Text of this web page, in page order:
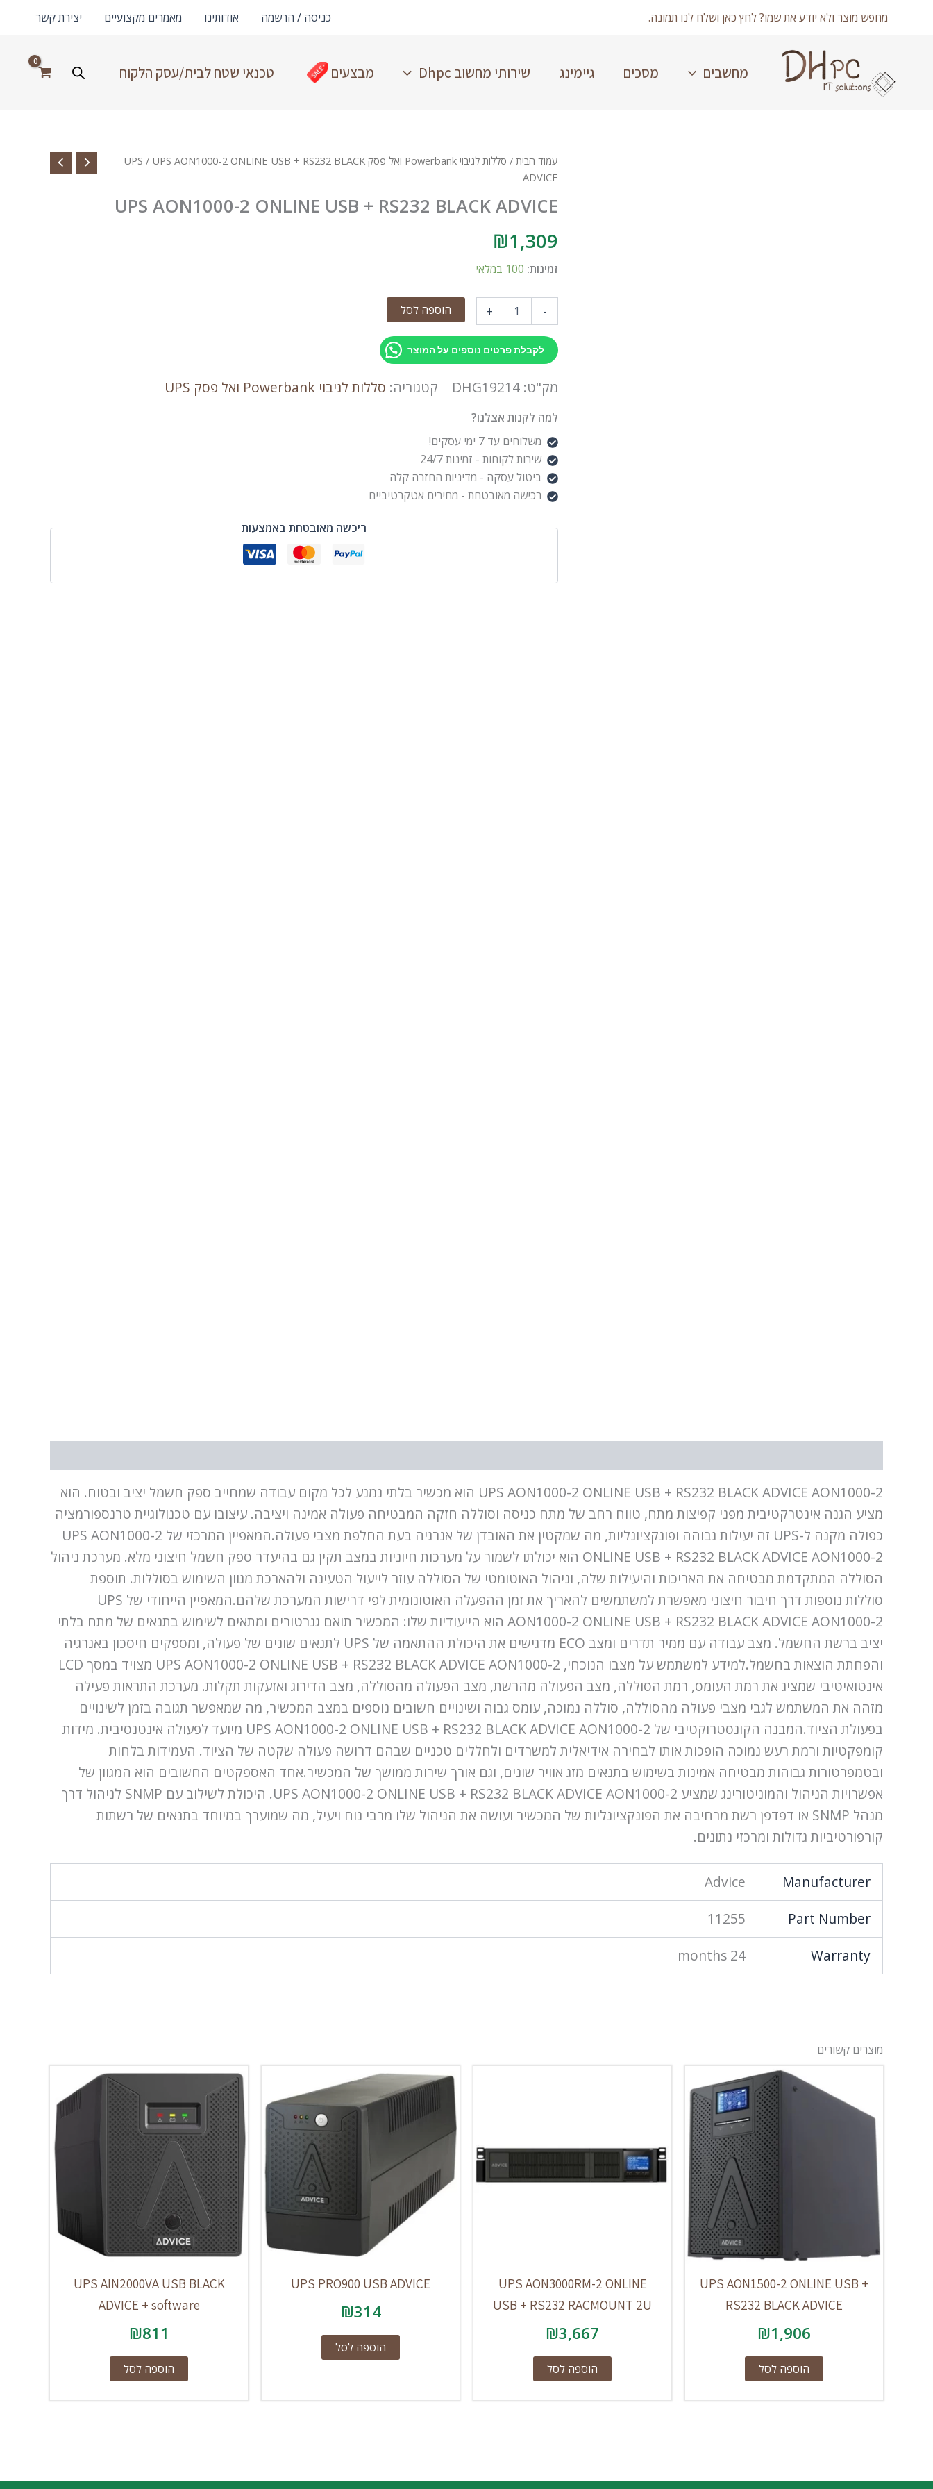
מחפש מוצר ולא יודע את שמו? לחץ כאן ושלח לנו תמונה. כניסה / הרשמה אודותינו מאמרים מקצועיים יצירת קשר
מחשבים מסכים גיימינג שירותי מחשוב Dhpc מבצעים טכנאי שטח לבית/עסק הלקוח
עמוד הבית / סללות לגיבוי Powerbank ואל פסק UPS
/ UPS AON1000-2 ONLINE USB + RS232 BLACK
ADVICE
UPS AON1000-2 ONLINE USB + RS232 BLACK ADVICE
₪1,309
זמינות: 100 במלאי
-
+ הוספה לסל
לקבלת פרטים נוספים על המוצר
מק"ט: DHG19214 קטגוריה: סללות לגיבוי Powerbank ואל פסק UPS
למה לקנות אצלנו?
משלוחים עד 7 ימי עסקים!
שירות לקוחות - זמינות 24/7
ביטול עסקה - מדיניות החזרה קלה
רכישה מאובטחת - מחירים אטקרטיביים
ריכשה מאובטחת באמצעות
UPS AON1000-2 ONLINE USB + RS232 BLACK ADVICE AON1000-2 הוא מכשיר בלתי נמנע לכל מקום עבודה שמחייב ספק חשמל יציב ובטוח. הוא
מציע הגנה אינטרקטיבית מפני קפיצות מתח, טווח רחב של מתח כניסה וסוללה חזקה המבטיחה פעולה אמינה ויציבה. עיצובו עם טכנולוגיית טרנספורמציה
כפולה מקנה ל-UPS זה יעילות גבוהה ופונקציונליות, מה שמקטין את האובדן של אנרגיה בעת החלפת מצבי פעולה.המאפיין המרכזי של UPS AON1000-2
ONLINE USB + RS232 BLACK ADVICE AON1000-2 הוא יכולתו לשמור על מערכות חיוניות במצב תקין גם בהיעדר ספק חשמל חיצוני מלא. מערכת ניהול
הסוללה המתקדמת מבטיחה את האריכות והיעילות שלה, וניהול האוטומטי של הסוללה עוזר לייעול הטעינה ולהארכת מגוון השימוש בסוללות. תוספת
סוללות נוספות דרך חיבור חיצוני מאפשרת למשתמשים להאריך את זמן ההפעלה האוטונומית לפי דרישות המערכת שלהם.המאפיין הייחודי של UPS
AON1000-2 ONLINE USB + RS232 BLACK ADVICE AON1000-2 הוא הייעודיות שלו: המכשיר תואם גנרטורים ומתאים לשימוש בתנאים של מתח בלתי
יציב ברשת החשמל. מצב עבודה עם ממיר תדרים ומצב ECO מדגישים את היכולת ההתאמה של UPS לתנאים שונים של פעולה, ומספקים חיסכון באנרגיה
והפחתת הוצאות בחשמל.למידע למשתמש על מצבו הנוכחי, UPS AON1000-2 ONLINE USB + RS232 BLACK ADVICE AON1000-2 מצויד במסך LCD
אינטואיטיבי שמציג את רמת העומס, רמת הסוללה, מצב הפעולה מהרשת, מצב הפעולה מהסוללה, מצב הדירוג ואזעקות תקלות. מערכת התראות פעילה
מזהה את המשתמש לגבי מצבי פעולה מהסוללה, סוללה נמוכה, עומס גבוה ושינויים חשובים נוספים במצב המכשיר, מה שמאפשר תגובה בזמן לשינויים
בפעולת הציוד.המבנה הקונסטרוקטיבי של UPS AON1000-2 ONLINE USB + RS232 BLACK ADVICE AON1000-2 מיועד לפעולה אינטנסיבית. מידות
קומפקטיות ורמת רעש נמוכה הופכות אותו לבחירה אידיאלית למשרדים ולחללים טכניים שבהם דרושה פעולה שקטה של הציוד. העמידות בלחות
ובטמפרטורות גבוהות מבטיחה אמינות בשימוש בתנאים מזג אוויר שונים, וגם אורך שירות ממושך של המכשיר.אחד האספקטים החשובים הוא המגוון של
אפשרויות הניהול והמוניטורינג שמציע UPS AON1000-2 ONLINE USB + RS232 BLACK ADVICE AON1000-2. היכולת לשילוב עם SNMP לניהול דרך
מנהל SNMP או דפדפן רשת מרחיבה את הפונקציונליות של המכשיר ועושה את הניהול שלו מרבי נוח ויעיל, מה שמוערך במיוחד בתנאים של רשתות
קורפורטיביות גדולות ומרכזי נתונים.
Manufacturer
Advice
Part Number
11255
Warranty
24 months
מוצרים קשורים
UPS AON1500-2 ONLINE USB +
RS232 BLACK ADVICE
₪1,906
הוספה לסל
UPS AON3000RM-2 ONLINE
USB + RS232 RACMOUNT 2U
₪3,667
הוספה לסל
UPS PRO900 USB ADVICE
₪314
הוספה לסל
UPS AIN2000VA USB BLACK
ADVICE + software
₪811
הוספה לסל